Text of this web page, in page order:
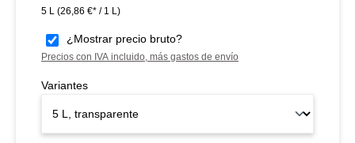
5 L (26,86 €* / 1 L)
¿Mostrar precio bruto?
Precios con IVA incluido, más gastos de envío
Variantes